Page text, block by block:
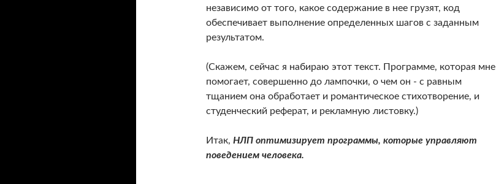
независимо от того, какое содержание в нее грузят, код
обеспечивает выполнение определенных шагов с заданным
результатом.
(Скажем, сейчас я набираю этот текст. Программе, которая мне
помогает, совершенно до лампочки, о чем он - с равным
тщанием она обработает и романтическое стихотворение, и
студенческий реферат, и рекламную листовку.)
Итак, НЛП оптимизирует программы, которые управляют
поведением человека.